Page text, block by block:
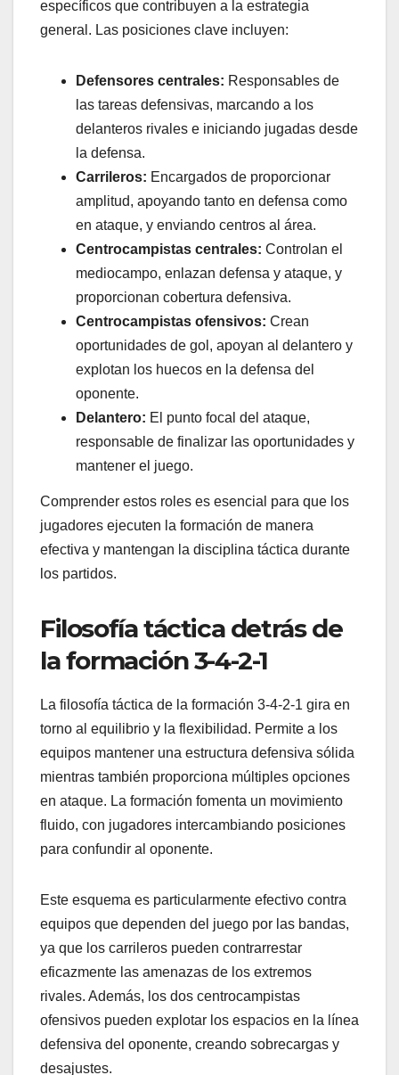
específicos que contribuyen a la estrategia
general. Las posiciones clave incluyen:
Defensores centrales: Responsables de
las tareas defensivas, marcando a los
delanteros rivales e iniciando jugadas desde
la defensa.
Carrileros: Encargados de proporcionar
amplitud, apoyando tanto en defensa como
en ataque, y enviando centros al área.
Centrocampistas centrales: Controlan el
mediocampo, enlazan defensa y ataque, y
proporcionan cobertura defensiva.
Centrocampistas ofensivos: Crean
oportunidades de gol, apoyan al delantero y
explotan los huecos en la defensa del
oponente.
Delantero: El punto focal del ataque,
responsable de finalizar las oportunidades y
mantener el juego.
Comprender estos roles es esencial para que los
jugadores ejecuten la formación de manera
efectiva y mantengan la disciplina táctica durante
los partidos.
Filosofía táctica detrás de
la formación 3-4-2-1
La filosofía táctica de la formación 3-4-2-1 gira en
torno al equilibrio y la flexibilidad. Permite a los
equipos mantener una estructura defensiva sólida
mientras también proporciona múltiples opciones
en ataque. La formación fomenta un movimiento
fluido, con jugadores intercambiando posiciones
para confundir al oponente.
Este esquema es particularmente efectivo contra
equipos que dependen del juego por las bandas,
ya que los carrileros pueden contrarrestar
eficazmente las amenazas de los extremos
rivales. Además, los dos centrocampistas
ofensivos pueden explotar los espacios en la línea
defensiva del oponente, creando sobrecargas y
desajustes.